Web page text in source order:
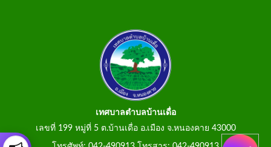
เทศบาลตำบลบ้านเดื่อ
เลขที่ 199 หมู่ที่ 5 ต.บ้านเดื่อ อ.เมือง จ.หนองคาย 43000